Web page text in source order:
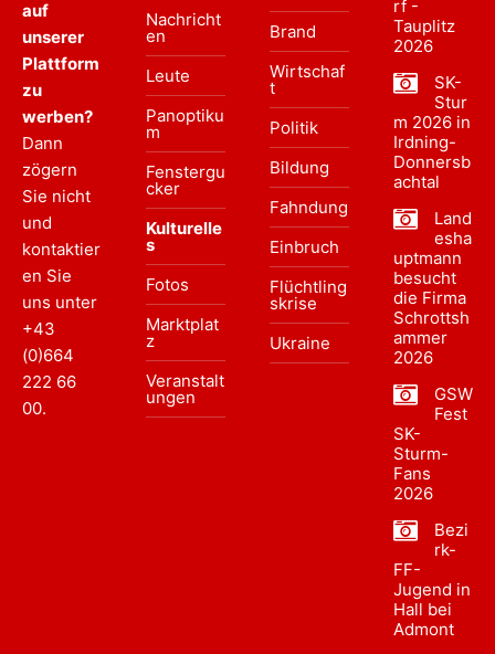
auf
unserer
Plattform
zu
werben?
Dann
zögern
Sie nicht
und
kontaktier
en Sie
uns unter
+43
(0)664
222 66
00.
Nachricht
en
Leute
Panoptiku
m
Fenstergu
cker
Kulturelle
s
Fotos
Marktplat
z
Veranstalt
ungen
Brand
Wirtschaf
t
Politik
Bildung
Fahndung
Einbruch
Flüchtling
skrise
Ukraine
rf -
Tauplitz
2026
SK-
Stur
m 2026 in
Irdning-
Donnersb
achtal
Land
esha
uptmann
besucht
die Firma
Schrottsh
ammer
2026
GSW
Fest
SK-
Sturm-
Fans
2026
Bezi
rk-
FF-
Jugend in
Hall bei
Admont